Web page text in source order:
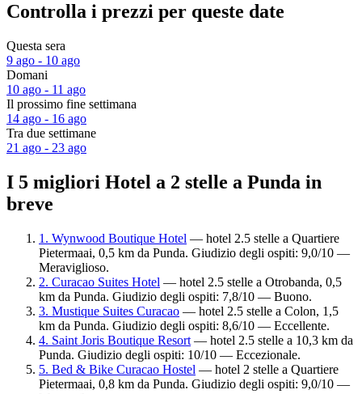
Controlla i prezzi per queste date
Questa sera
9 ago - 10 ago
Domani
10 ago - 11 ago
Il prossimo fine settimana
14 ago - 16 ago
Tra due settimane
21 ago - 23 ago
I 5 migliori Hotel a 2 stelle a Punda in
breve
1. Wynwood Boutique Hotel — hotel 2.5 stelle a Quartiere
Pietermaai, 0,5 km da Punda. Giudizio degli ospiti: 9,0/10 —
Meraviglioso.
2. Curacao Suites Hotel — hotel 2.5 stelle a Otrobanda, 0,5
km da Punda. Giudizio degli ospiti: 7,8/10 — Buono.
3. Mustique Suites Curacao — hotel 2.5 stelle a Colon, 1,5
km da Punda. Giudizio degli ospiti: 8,6/10 — Eccellente.
4. Saint Joris Boutique Resort — hotel 2.5 stelle a 10,3 km da
Punda. Giudizio degli ospiti: 10/10 — Eccezionale.
5. Bed & Bike Curacao Hostel — hotel 2 stelle a Quartiere
Pietermaai, 0,8 km da Punda. Giudizio degli ospiti: 9,0/10 —